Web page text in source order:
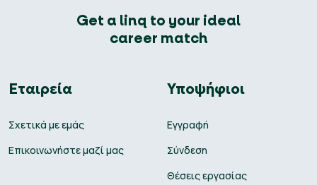
Get a linq to your ideal
career match
Εταιρεία
Σχετικά με εμάς
Επικοινωνήστε μαζί μας
Υποψήφιοι
Εγγραφή
Σύνδεση
Θέσεις εργασίας